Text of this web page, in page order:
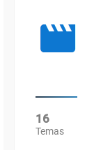
16
Temas